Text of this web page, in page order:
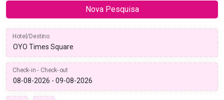
Nova Pesquisa
Hotel/Destino
Check-in - Check-out